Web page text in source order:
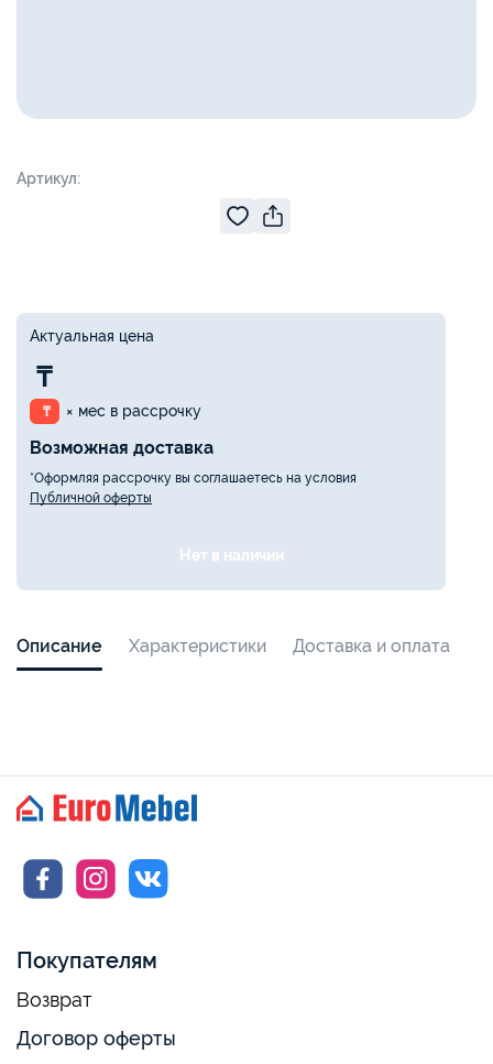
Артикул:
Актуальная цена
₸
₸ × мес в рассрочку
Возможная доставка
*Оформляя рассрочку вы соглашаетесь на условия
Публичной оферты
Нет в наличии
Описание Характеристики Доставка и оплата
Покупателям
Возврат
Договор оферты